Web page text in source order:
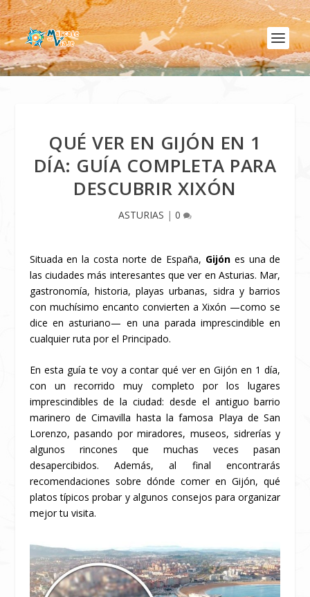
QUÉ VER EN GIJÓN EN 1
DÍA: GUÍA COMPLETA PARA
DESCUBRIR XIXÓN
ASTURIAS | 0
Situada en la costa norte de España, Gijónes una de
las ciudades más interesantes que ver en Asturias. Mar,
gastronomía, historia, playas urbanas, sidra y barrios
con muchísimo encanto convierten a Xixón —como se
dice en asturiano— en una parada imprescindible en
cualquier ruta por el Principado.
En esta guía te voy a contar qué ver en Gijón en 1 día,
con un recorrido muy completo por los lugares
imprescindibles de la ciudad: desde el antiguo barrio
marinero de Cimavilla hasta la famosa Playa de San
Lorenzo, pasando por miradores, museos, sidrerías y
algunos rincones que muchas veces pasan
desapercibidos.Además, al final encontrarás
recomendaciones sobre dónde comer en Gijón, qué
platos típicos probar y algunos consejos para organizar
mejor tu visita.